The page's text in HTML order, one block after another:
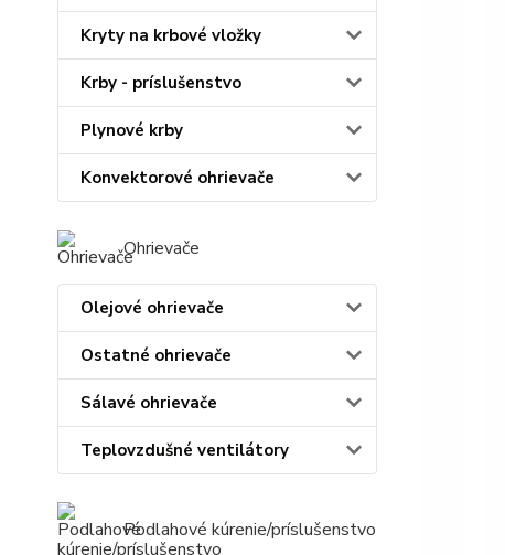
Kryty na krbové vložky
Krby - príslušenstvo
Plynové krby
Konvektorové ohrievače
Ohrievače
Olejové ohrievače
Ostatné ohrievače
Sálavé ohrievače
Teplovzdušné ventilátory
Podlahové kúrenie/príslušenstvo